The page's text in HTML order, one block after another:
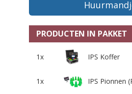
PRODUCTEN IN PAKKET
1x IPS Koffer
1x IPS Pionnen